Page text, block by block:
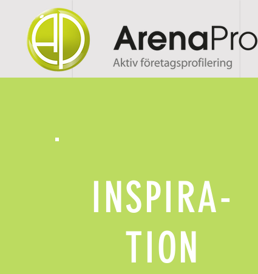
INSPIRA-
TION